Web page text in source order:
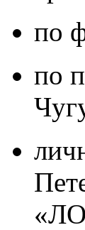
по
по